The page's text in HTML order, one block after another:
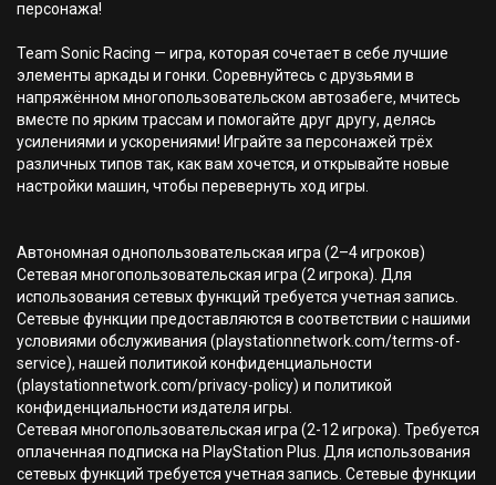
персонажа!
Team Sonic Racing — игра, которая сочетает в себе лучшие
элементы аркады и гонки. Соревнуйтесь с друзьями в
напряжённом многопользовательском автозабеге, мчитесь
вместе по ярким трассам и помогайте друг другу, делясь
усилениями и ускорениями! Играйте за персонажей трёх
различных типов так, как вам хочется, и открывайте новые
настройки машин, чтобы перевернуть ход игры.
Автономная однопользовательская игра (2–4 игроков)
Сетевая многопользовательская игра (2 игрока). Для
использования сетевых функций требуется учетная запись.
Сетевые функции предоставляются в соответствии с нашими
условиями обслуживания (playstationnetwork.com/terms-of-
service), нашей политикой конфиденциальности
(playstationnetwork.com/privacy-policy) и политикой
конфиденциальности издателя игры.
Сетевая многопользовательская игра (2-12 игрока). Требуется
оплаченная подписка на PlayStation Plus. Для использования
сетевых функций требуется учетная запись. Сетевые функции